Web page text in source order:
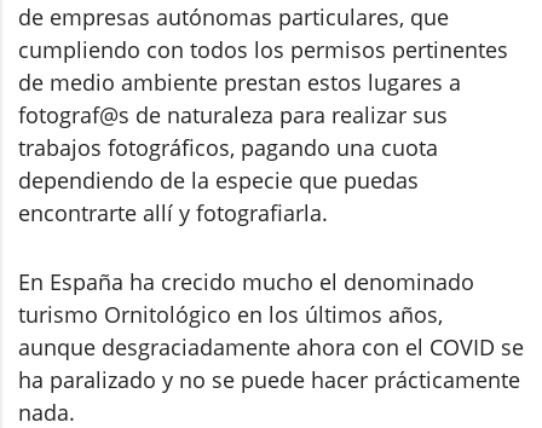
de empresas autónomas particulares, que
cumpliendo con todos los permisos pertinentes
de medio ambiente prestan estos lugares a
fotograf@s de naturaleza para realizar sus
trabajos fotográficos, pagando una cuota
dependiendo de la especie que puedas
encontrarte allí y fotografiarla.
En España ha crecido mucho el denominado
turismo Ornitológico en los últimos años,
aunque desgraciadamente ahora con el COVID se
ha paralizado y no se puede hacer prácticamente
nada.